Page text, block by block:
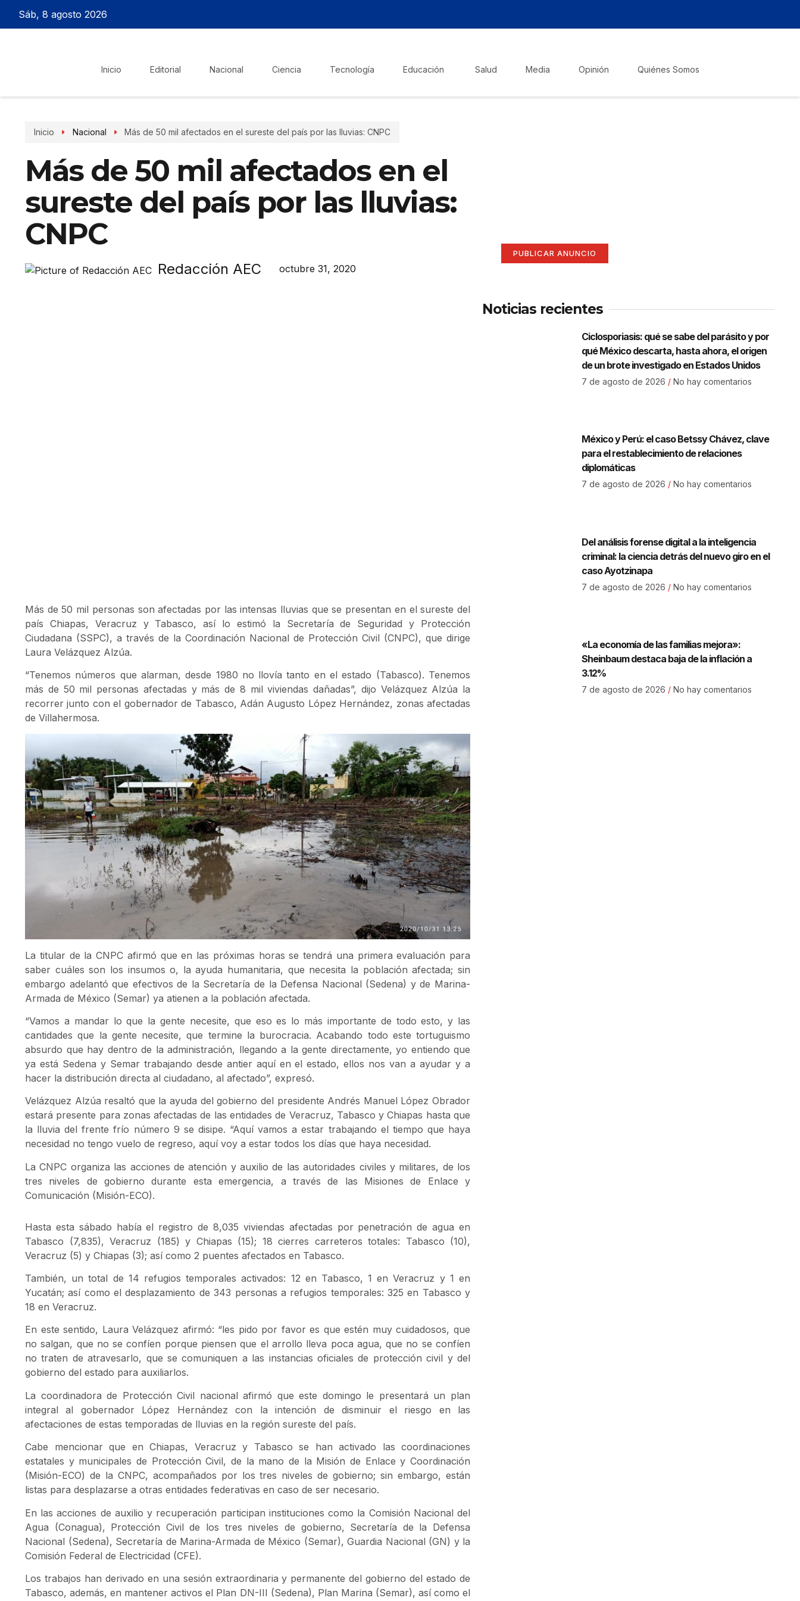
Sáb, 8 agosto 2026
Inicio Editorial Nacional Ciencia Tecnología Educación Salud Media Opinión Quiénes Somos
Inicio Nacional Más de 50 mil afectados en el sureste del país por las lluvias: CNPC
Más de 50 mil afectados en el
sureste del país por las lluvias:
CNPC
Redacción AEC octubre 31, 2020
Más de 50 mil personas son afectadas por las intensas lluvias que se presentan en el sureste del
país Chiapas, Veracruz y Tabasco, así lo estimó la Secretaría de Seguridad y Protección
Ciudadana (SSPC), a través de la Coordinación Nacional de Protección Civil (CNPC), que dirige
Laura Velázquez Alzúa.
“Tenemos números que alarman, desde 1980 no llovía tanto en el estado (Tabasco). Tenemos
más de 50 mil personas afectadas y más de 8 mil viviendas dañadas”, dijo Velázquez Alzúa la
recorrer junto con el gobernador de Tabasco, Adán Augusto López Hernández, zonas afectadas
de Villahermosa.
La titular de la CNPC afirmó que en las próximas horas se tendrá una primera evaluación para
saber cuáles son los insumos o, la ayuda humanitaria, que necesita la población afectada; sin
embargo adelantó que efectivos de la Secretaría de la Defensa Nacional (Sedena) y de Marina-
Armada de México (Semar) ya atienen a la población afectada.
“Vamos a mandar lo que la gente necesite, que eso es lo más importante de todo esto, y las
cantidades que la gente necesite, que termine la burocracia. Acabando todo este tortuguismo
absurdo que hay dentro de la administración, llegando a la gente directamente, yo entiendo que
ya está Sedena y Semar trabajando desde antier aquí en el estado, ellos nos van a ayudar y a
hacer la distribución directa al ciudadano, al afectado”, expresó.
Velázquez Alzúa resaltó que la ayuda del gobierno del presidente Andrés Manuel López Obrador
estará presente para zonas afectadas de las entidades de Veracruz, Tabasco y Chiapas hasta que
la lluvia del frente frío número 9 se disipe. “Aquí vamos a estar trabajando el tiempo que haya
necesidad no tengo vuelo de regreso, aquí voy a estar todos los días que haya necesidad.
La CNPC organiza las acciones de atención y auxilio de las autoridades civiles y militares, de los
tres niveles de gobierno durante esta emergencia, a través de las Misiones de Enlace y
Comunicación (Misión-ECO).
Hasta esta sábado había el registro de 8,035 viviendas afectadas por penetración de agua en
Tabasco (7,835), Veracruz (185) y Chiapas (15); 18 cierres carreteros totales: Tabasco (10),
Veracruz (5) y Chiapas (3); así como 2 puentes afectados en Tabasco.
También, un total de 14 refugios temporales activados: 12 en Tabasco, 1 en Veracruz y 1 en
Yucatán; así como el desplazamiento de 343 personas a refugios temporales: 325 en Tabasco y
18 en Veracruz.
En este sentido, Laura Velázquez afirmó: “les pido por favor es que estén muy cuidadosos, que
no salgan, que no se confíen porque piensen que el arrollo lleva poca agua, que no se confíen
no traten de atravesarlo, que se comuniquen a las instancias oficiales de protección civil y del
gobierno del estado para auxiliarlos.
La coordinadora de Protección Civil nacional afirmó que este domingo le presentará un plan
integral al gobernador López Hernández con la intención de disminuir el riesgo en las
afectaciones de estas temporadas de lluvias en la región sureste del país.
Cabe mencionar que en Chiapas, Veracruz y Tabasco se han activado las coordinaciones
estatales y municipales de Protección Civil, de la mano de la Misión de Enlace y Coordinación
(Misión-ECO) de la CNPC, acompañados por los tres niveles de gobierno; sin embargo, están
listas para desplazarse a otras entidades federativas en caso de ser necesario.
En las acciones de auxilio y recuperación participan instituciones como la Comisión Nacional del
Agua (Conagua), Protección Civil de los tres niveles de gobierno, Secretaría de la Defensa
Nacional (Sedena), Secretaría de Marina-Armada de México (Semar), Guardia Nacional (GN) y la
Comisión Federal de Electricidad (CFE).
Los trabajos han derivado en una sesión extraordinaria y permanente del gobierno del estado de
Tabasco, además, en mantener activos el Plan DN-III (Sedena), Plan Marina (Semar), así como el
PUBLICAR ANUNCIO
Noticias recientes
Ciclosporiasis: qué se sabe del parásito y por
qué México descarta, hasta ahora, el origen
de un brote investigado en Estados Unidos
7 de agosto de 2026 No hay comentarios
México y Perú: el caso Betssy Chávez, clave
para el restablecimiento de relaciones
diplomáticas
7 de agosto de 2026 No hay comentarios
Del análisis forense digital a la inteligencia
criminal: la ciencia detrás del nuevo giro en el
caso Ayotzinapa
7 de agosto de 2026 No hay comentarios
«La economía de las familias mejora»:
Sheinbaum destaca baja de la inflación a
3.12%
7 de agosto de 2026 No hay comentarios